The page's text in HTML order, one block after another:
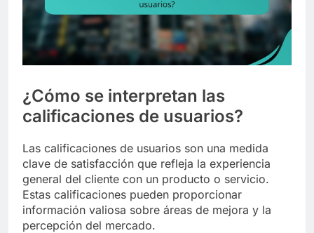
¿Cómo se interpretan las
calificaciones de usuarios?
Las calificaciones de usuarios son una medida
clave de satisfacción que refleja la experiencia
general del cliente con un producto o servicio.
Estas calificaciones pueden proporcionar
información valiosa sobre áreas de mejora y la
percepción del mercado.